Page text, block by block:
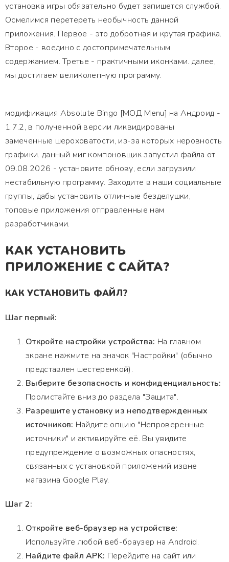
установка игры обязательно будет запишется службой.
Осмелимся перетереть необычность данной
приложения. Первое - это добротная и крутая графика.
Второе - воедино с достопримечательным
содержанием. Третье - практичными иконками. далее,
мы достигаем великолепную программу.
модификация Absolute Bingo [МОД Menu] на Андроид -
1.7.2, в полученной версии ликвидированы
замеченные шероховатости, из-за которых неровность
графики. данный миг компоновщик запустил файла от
09.08.2026 - установите обнову, если загрузили
нестабильную программу. Заходите в наши социальные
группы, дабы установить отличные безделушки,
топовые приложения отправленные нам
разработчиками.
КАК УСТАНОВИТЬ
ПРИЛОЖЕНИЕ С САЙТА?
КАК УСТАНОВИТЬ ФАЙЛ?
Шаг первый:
Откройте настройки устройства: На главном
экране нажмите на значок "Настройки" (обычно
представлен шестеренкой).
Выберите безопасность и конфиденциальность:
Пролистайте вниз до раздела "Защита".
Разрешите установку из неподтвержденных
источников: Найдите опцию "Непроверенные
источники" и активируйте её. Вы увидите
предупреждение о возможных опасностях,
связанных с установкой приложений извне
магазина Google Play.
Шаг 2:
Откройте веб-браузер на устройстве:
Используйте любой веб-браузер на Android.
Найдите файл APK: Перейдите на сайт или